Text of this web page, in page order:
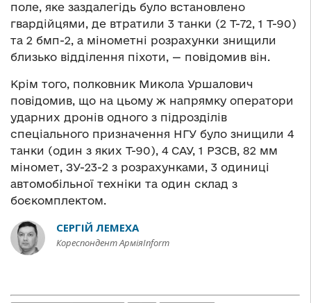
поле, яке заздалегідь було встановлено
гвардійцями, де втратили 3 танки (2 Т-72, 1 Т-90)
та 2 бмп-2, а мінометні розрахунки знищили
близько відділення піхоти, — повідомив він.
Крім того, полковник Микола Уршалович
повідомив, що на цьому ж напрямку оператори
ударних дронів одного з підрозділів
спеціального призначення НГУ було знищили 4
танки (один з яких Т-90), 4 САУ, 1 РЗСВ, 82 мм
міномет, ЗУ-23-2 з розрахунками, 3 одиниці
автомобільної техніки та один склад з
боєкомплектом.
СЕРГІЙ ЛЕМЕХА
Кореспондент АрміяInform